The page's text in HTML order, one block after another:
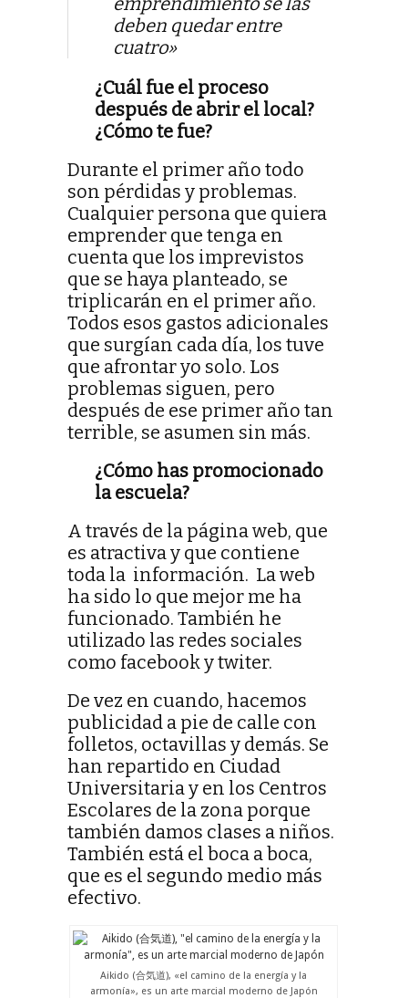
deben quedar entre
cuatro»
¿Cuál fue el proceso
después de abrir el local?
¿Cómo te fue?
Durante el primer año todo
son pérdidas y problemas.
Cualquier persona que quiera
emprender que tenga en
cuenta que los imprevistos
que se haya planteado, se
triplicarán en el primer año.
Todos esos gastos adicionales
que surgían cada día, los tuve
que afrontar yo solo. Los
problemas siguen, pero
después de ese primer año tan
terrible, se asumen sin más.
¿Cómo has promocionado
la escuela?
A través de la página web, que
es atractiva y que contiene
toda la información. La web
ha sido lo que mejor me ha
funcionado. También he
utilizado las redes sociales
como facebook y twiter.
De vez en cuando, hacemos
publicidad a pie de calle con
folletos, octavillas y demás. Se
han repartido en Ciudad
Universitaria y en los Centros
Escolares de la zona porque
también damos clases a niños.
También está el boca a boca,
que es el segundo medio más
efectivo.
Aikido (合気道), «el camino de la energía y la
armonía», es un arte marcial moderno de Japón